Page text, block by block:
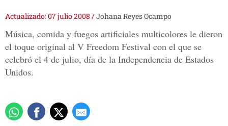
Actualizado: 07 julio 2008 /Johana Reyes Ocampo
Música, comida y fuegos artificiales multicolores le dieron
el toque original al V Freedom Festival con el que se
celebró el 4 de julio, día de la Independencia de Estados
Unidos.